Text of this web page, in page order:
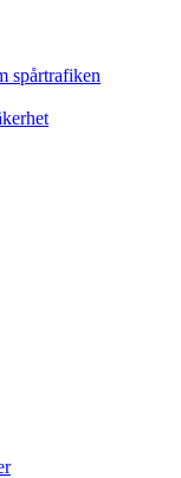
spårtrafiken